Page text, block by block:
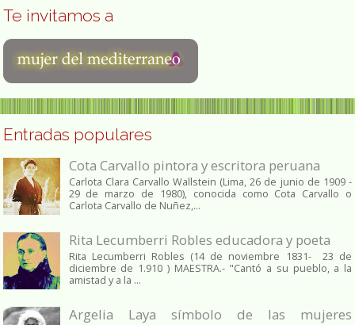
Te invitamos a
Entradas populares
Cota Carvallo pintora y escritora peruana
Carlota Clara Carvallo Wallstein (Lima, 26 de junio de 1909 -
29 de marzo de 1980), conocida como Cota Carvallo o
Carlota Carvallo de Nuñez,...
Rita Lecumberri Robles educadora y poeta
Rita Lecumberri Robles (14 de noviembre 1831- 23 de
diciembre de 1.910 ) MAESTRA.- "Cantó a su pueblo, a la
amistad y a la ...
Argelia Laya símbolo de las mujeres